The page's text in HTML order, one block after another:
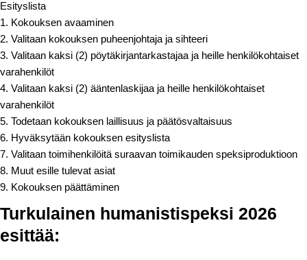
Esityslista
1. Kokouksen avaaminen
2. Valitaan kokouksen puheenjohtaja ja sihteeri
3. Valitaan kaksi (2) pöytäkirjantarkastajaa ja heille henkilökohtaiset
varahenkilöt
4. Valitaan kaksi (2) ääntenlaskijaa ja heille henkilökohtaiset
varahenkilöt
5. Todetaan kokouksen laillisuus ja päätösvaltaisuus
6. Hyväksytään kokouksen esityslista
7. Valitaan toimihenkilöitä suraavan toimikauden speksiproduktioon
8. Muut esille tulevat asiat
9. Kokouksen päättäminen
Turkulainen humanistispeksi 2026
esittää: